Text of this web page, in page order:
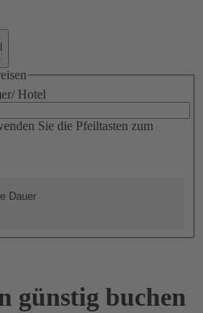
Hotel
Sie die Pfeiltasten zum
Dauer
günstig buchen